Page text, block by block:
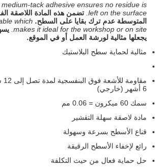
medium-tack adhesive ensures no residue is
left on the surface.
تضمن هذه المادة اللاصقة
المتوسطة عدم ترك بقايا على السطح. which
makes it ideal for the workshop or on site.
يجعلها مثالية لورشة العمل أو في الموقع.
مثالية لحماية سطح البلاستيك
سمك 60 ميكرون = 0.06 مم
مادة لاصقة سهلة التقشير
قناع الأسطح بسرعة وسهولة
رائع لإخفاء الأسطح الرقيقة
حل حماية فعال من حيث التكلفة